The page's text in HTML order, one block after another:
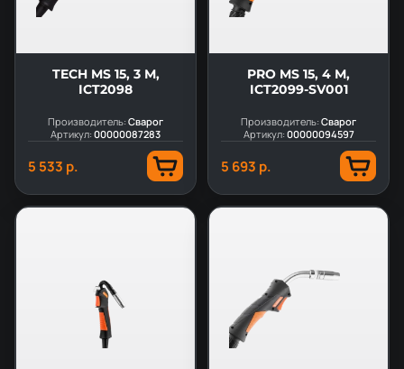
TECH MS 15, 3 М,
ICT2098
Производитель:Сварог
Артикул:00000087283
5 533 р.
PRO MS 15, 4 М,
ICT2099-SV001
Производитель:Сварог
Артикул:00000094597
5 693 р.